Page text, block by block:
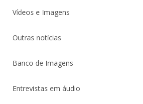
Vídeos e Imagens
Outras notícias
Banco de Imagens
Entrevistas em áudio